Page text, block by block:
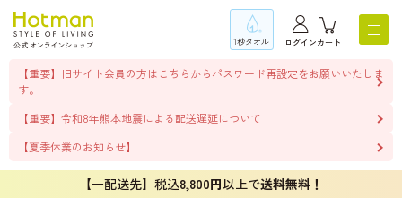
1秒タオル ログインカート
【重要】旧サイト会員の方はこちらからパスワード再設定をお願いいたしま
す。
【重要】令和8年熊本地震による配送遅延について
【夏季休業のお知らせ】
【一配送先】税込8,800円以上で送料無料！